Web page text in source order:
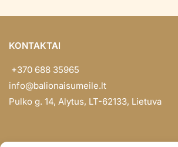
KONTAKTAI
+370 688 35965
info@balionaisumeile.lt
Pulko g. 14, Alytus, LT-62133, Lietuva